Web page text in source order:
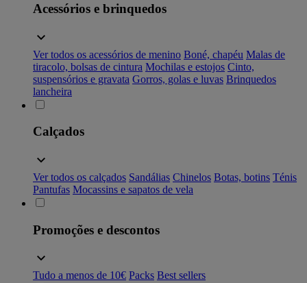
Acessórios e brinquedos
Ver todos os acessórios de menino Boné, chapéu Malas de
tiracolo, bolsas de cintura Mochilas e estojos Cinto,
suspensórios e gravata Gorros, golas e luvas Brinquedos
lancheira
Calçados
Ver todos os calçados Sandálias Chinelos Botas, botins Ténis
Pantufas Mocassins e sapatos de vela
Promoções e descontos
Tudo a menos de 10€ Packs Best sellers